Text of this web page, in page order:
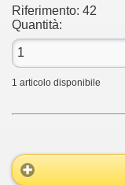
Riferimento: 42
Quantità:
1 articolo disponibile